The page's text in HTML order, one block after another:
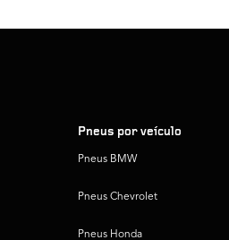
Pneus por veículo
Pneus BMW
Pneus Chevrolet
Pneus Honda